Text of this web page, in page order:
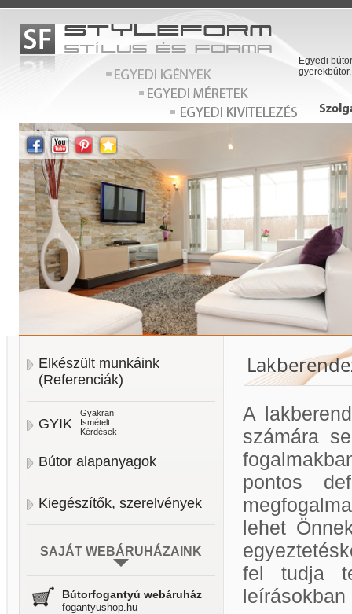
Egyedi
Elkészült munkáink
(Referenciák)
GYIK
Gyakran
Ismételt
Kérdések
Bútor alapanyagok
Kiegészítők, szerelvények
SAJÁT WEBÁRUHÁZAINK
Bútorfogantyú webáruház
fogantyushop.hu
A
számára
pontos
lehet
fel tudja